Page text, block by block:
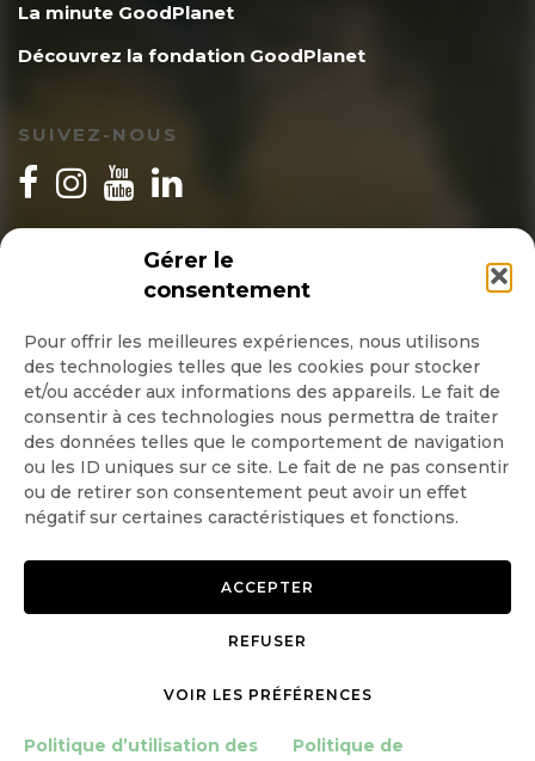
Gérer le
consentement
Pour offrir les meilleures expériences, nous utilisons
des technologies telles que les cookies pour stocker
et/ou accéder aux informations des appareils. Le fait de
consentir à ces technologies nous permettra de traiter
des données telles que le comportement de navigation
ou les ID uniques sur ce site. Le fait de ne pas consentir
ou de retirer son consentement peut avoir un effet
négatif sur certaines caractéristiques et fonctions.
ACCEPTER
REFUSER
VOIR LES PRÉFÉRENCES
Politique d’utilisation des
Politique de
La minute GoodPlanet
Découvrez la fondation GoodPlanet
SUIVEZ-NOUS
INSCRIPTION NEWSLETTER
Quotidienne
Hebdo
OK
Politique de confidentialité